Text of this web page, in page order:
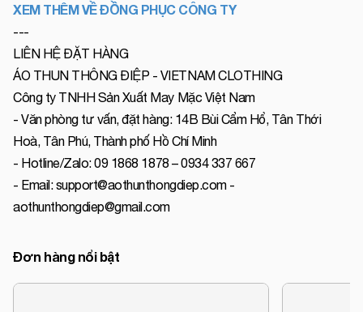
XEM THÊM VỀ ĐỒNG PHỤC CÔNG TY
---
LIÊN HỆ ĐẶT HÀNG
ÁO THUN THÔNG ĐIỆP - VIETNAM CLOTHING
Công ty TNHH Sản Xuất May Mặc Việt Nam
- Văn phòng tư vấn, đặt hàng: 14B Bùi Cẩm Hổ, Tân Thới
Hoà, Tân Phú, Thành phố Hồ Chí Minh
- Hotline/Zalo: 09 1868 1878 – 0934 337 667
- Email: support@aothunthongdiep.com -
aothunthongdiep@gmail.com
Đơn hàng nổi bật